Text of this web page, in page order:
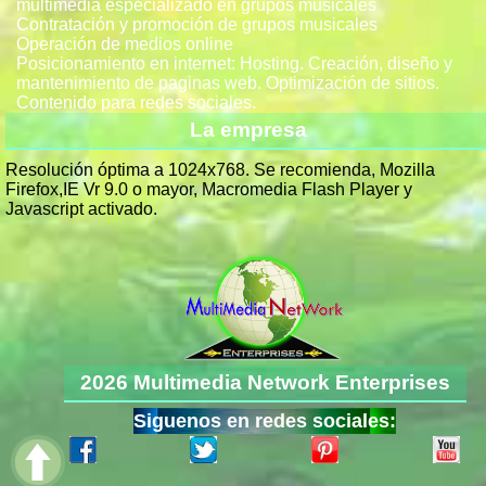
multimedia especializado en grupos musicales
Contratación y promoción de grupos musicales
Operación de medios online
Posicionamiento en internet: Hosting. Creación, diseño y
mantenimiento de paginas web. Optimización de sitios.
Contenido para redes sociales.
La empresa
Resolución óptima a 1024x768. Se recomienda, Mozilla
Firefox,IE Vr 9.0 o mayor, Macromedia Flash Player y
Javascript activado.
2026 Multimedia Network Enterprises
Siguenos en redes sociales: